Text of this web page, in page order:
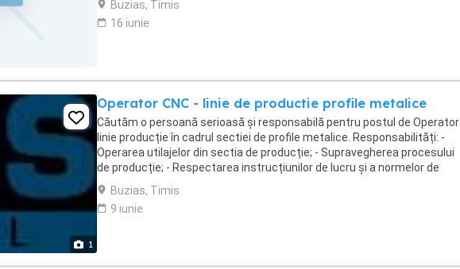
Buzias, Timis
16 iunie
1
Operator CNC - linie de productie profile metalice
Căutăm o persoană serioasă și responsabilă pentru postul de Operator
linie producție în cadrul sectiei de profile metalice. Responsabilități: -
Operarea utilajelor din sectia de producție; - Supravegherea procesului
de producție; - Respectarea instrucțiunilor de lucru și a normelor de
calitate; - Respectarea ...
Buzias, Timis
9 iunie